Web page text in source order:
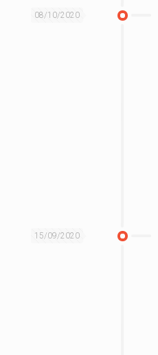
08/10/2020
15/09/2020